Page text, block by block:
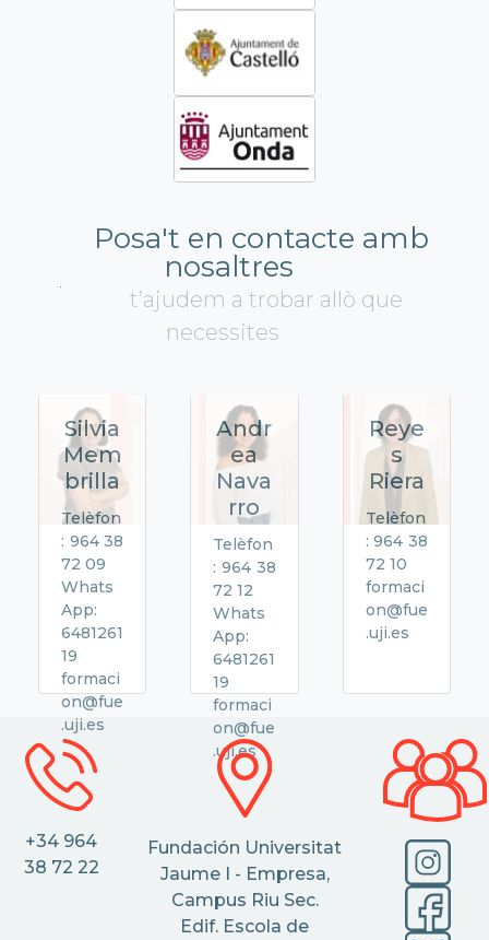
Posa't en contacte amb
nosaltres
t’ajudem a trobar allò que
necessites
Silvia
Mem
brilla
Telèfon
: 964 38
72 09
Whats
App:
6481261
19
formaci
on@fue
.uji.es
Andr
ea
Nava
rro
Telèfon
: 964 38
72 12
Whats
App:
6481261
19
formaci
on@fue
.uji.es
Reye
s
Riera
Telèfon
: 964 38
72 10
formaci
on@fue
.uji.es
+34 964
38 72 22
Fundación Universitat
Jaume I - Empresa,
Campus Riu Sec.
Edif. Escola de